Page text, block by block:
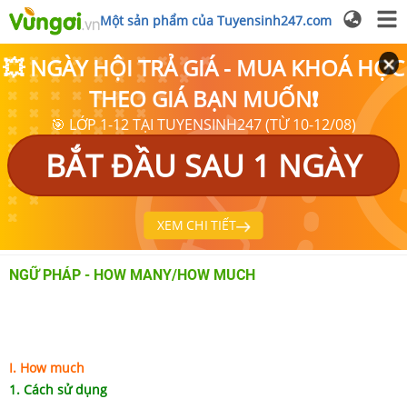
Một sản phẩm của Tuyensinh247.com
💥 NGÀY HỘI TRẢ GIÁ - MUA KHOÁ HỌC
THEO GIÁ BẠN MUỐN❗
🎯 LỚP 1-12 TẠI TUYENSINH247 (TỪ 10-12/08)
BẮT ĐẦU SAU 1 NGÀY
XEM CHI TIẾT
NGỮ PHÁP - HOW MANY/HOW MUCH
I. How much
1. Cách sử dụng